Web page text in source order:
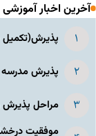
آخرین اخبار آموزشی
پذیرش
مراحل پذیرش
موفقیت